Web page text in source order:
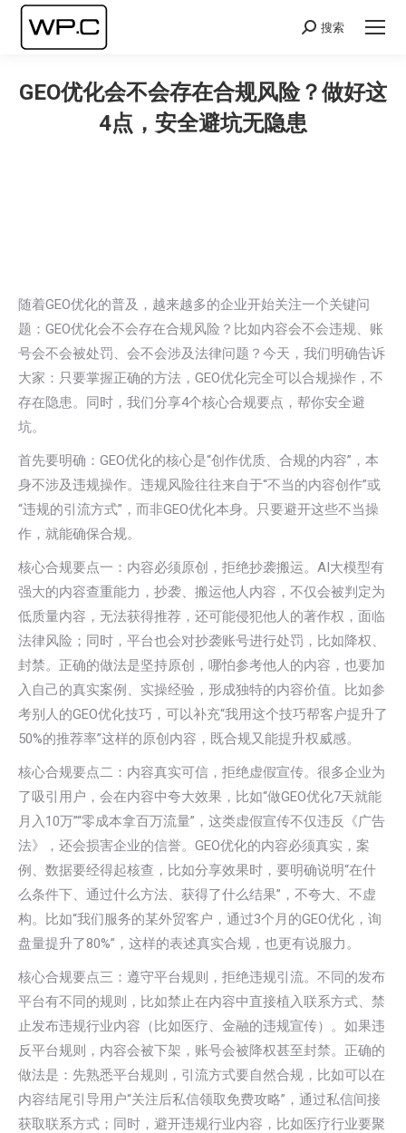
Search:
搜索
GEO优化会不会存在合规风险？做好这
4点，安全避坑无隐患
随着GEO优化的普及，越来越多的企业开始关注一个关键问
题：GEO优化会不会存在合规风险？比如内容会不会违规、账
号会不会被处罚、会不会涉及法律问题？今天，我们明确告诉
大家：只要掌握正确的方法，GEO优化完全可以合规操作，不
存在隐患。同时，我们分享4个核心合规要点，帮你安全避
坑。
首先要明确：GEO优化的核心是“创作优质、合规的内容”，本
身不涉及违规操作。违规风险往往来自于“不当的内容创作”或
“违规的引流方式”，而非GEO优化本身。只要避开这些不当操
作，就能确保合规。
核心合规要点一：内容必须原创，拒绝抄袭搬运。AI大模型有
强大的内容查重能力，抄袭、搬运他人内容，不仅会被判定为
低质量内容，无法获得推荐，还可能侵犯他人的著作权，面临
法律风险；同时，平台也会对抄袭账号进行处罚，比如降权、
封禁。正确的做法是坚持原创，哪怕参考他人的内容，也要加
入自己的真实案例、实操经验，形成独特的内容价值。比如参
考别人的GEO优化技巧，可以补充“我用这个技巧帮客户提升了
50%的推荐率”这样的原创内容，既合规又能提升权威感。
核心合规要点二：内容真实可信，拒绝虚假宣传。很多企业为
了吸引用户，会在内容中夸大效果，比如“做GEO优化7天就能
月入10万”“零成本拿百万流量”，这类虚假宣传不仅违反《广告
法》，还会损害企业的信誉。GEO优化的内容必须真实，案
例、数据要经得起核查，比如分享效果时，要明确说明“在什
么条件下、通过什么方法、获得了什么结果”，不夸大、不虚
构。比如“我们服务的某外贸客户，通过3个月的GEO优化，询
盘量提升了80%”，这样的表述真实合规，也更有说服力。
核心合规要点三：遵守平台规则，拒绝违规引流。不同的发布
平台有不同的规则，比如禁止在内容中直接植入联系方式、禁
止发布违规行业内容（比如医疗、金融的违规宣传）。如果违
反平台规则，内容会被下架，账号会被降权甚至封禁。正确的
做法是：先熟悉平台规则，引流方式要自然合规，比如可以在
内容结尾引导用户“关注后私信领取免费攻略”，通过私信间接
获取联系方式；同时，避开违规行业内容，比如医疗行业要聚